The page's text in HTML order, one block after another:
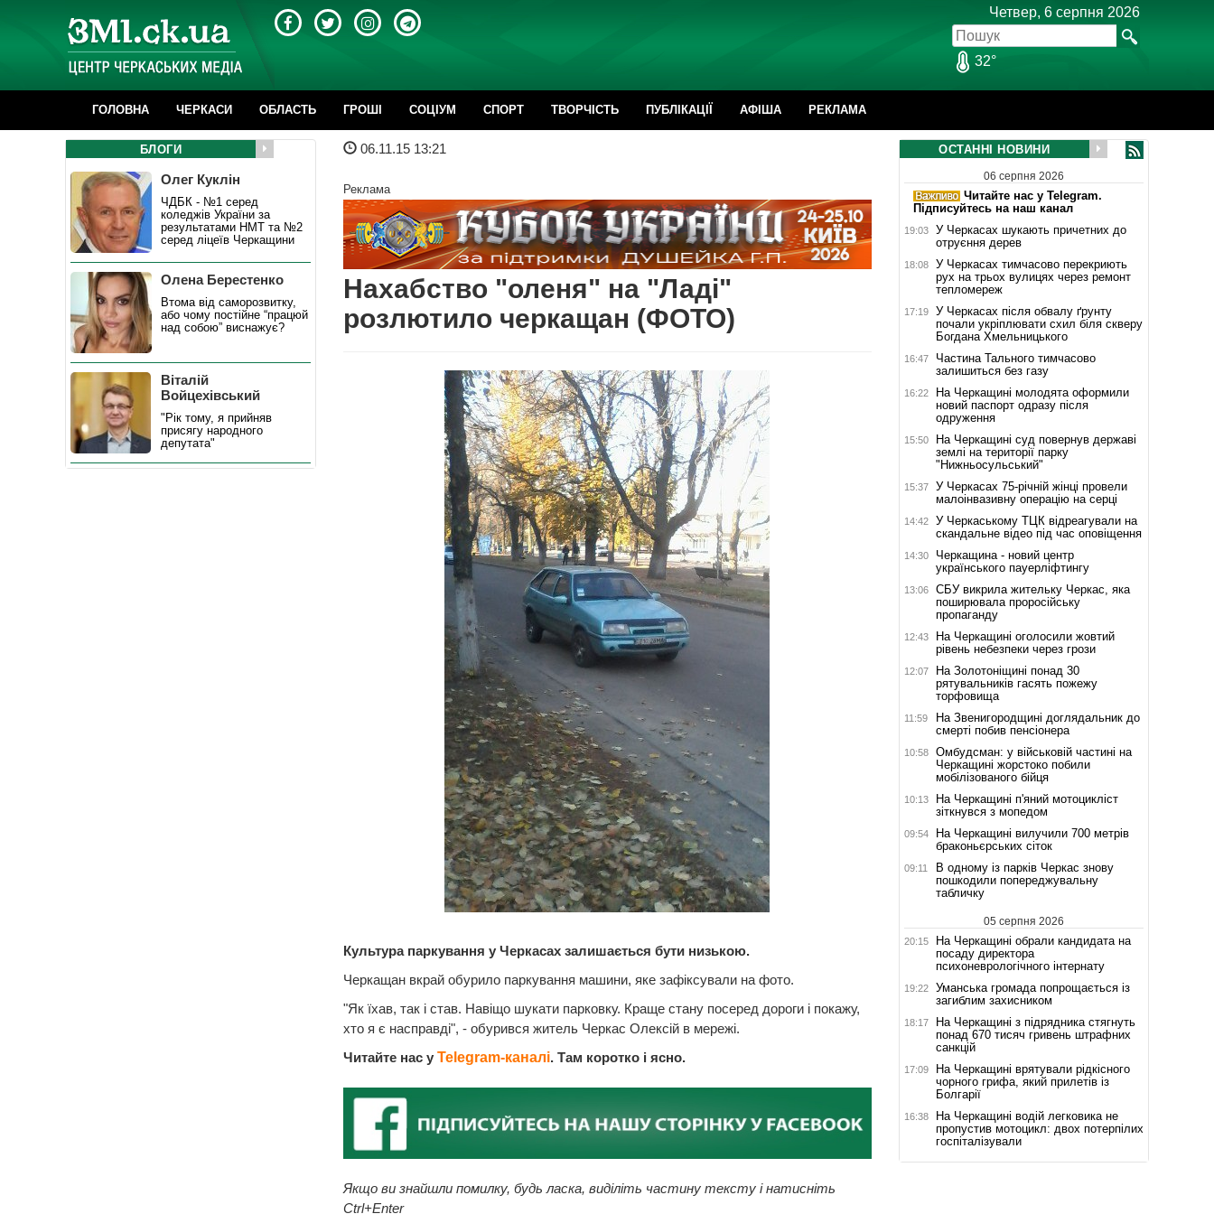
Четвер, 6 серпня 2026
32°
ГОЛОВНА ЧЕРКАСИ ОБЛАСТЬ ГРОШІ CОЦІУМ СПОРТ ТВОРЧІСТЬ ПУБЛІКАЦІЇ АФІША РЕКЛАМА
06.11.15 13:21
Реклама
Нахабство "оленя" на "Ладі"
розлютило черкащан (ФОТО)
Культура паркування у Черкасах залишається бути низькою.
Черкащан вкрай обурило паркування машини, яке зафіксували на фото.
"Як їхав, так і став. Навіщо шукати парковку. Краще стану посеред дороги і покажу,
хто я є насправді", - обурився житель Черкас Олексій в мережі.
Читайте нас у Telegram-каналі. Там коротко і ясно.
Якщо ви знайшли помилку, будь ласка, виділіть частину тексту і натисніть
Ctrl+Enter
БЛОГИ
Олег Куклін
ЧДБК - №1 серед
коледжів України за
результатами НМТ та №2
серед ліцеїв Черкащини
Олена Берестенко
Втома від саморозвитку,
або чому постійне “працюй
над собою” виснажує?
Віталій
Войцехівський
"Рік тому, я прийняв
присягу народного
депутата"
ОСТАННІ НОВИНИ
06 серпня 2026
Читайте нас у Telegram.
Підписуйтесь на наш канал
19:03
У Черкасах шукають причетних до
отруєння дерев
18:08
У Черкасах тимчасово перекриють
рух на трьох вулицях через ремонт
тепломереж
17:19
У Черкасах після обвалу ґрунту
почали укріплювати схил біля скверу
Богдана Хмельницького
16:47
Частина Тального тимчасово
залишиться без газу
16:22
На Черкащині молодята оформили
новий паспорт одразу після
одруження
15:50
На Черкащині суд повернув державі
землі на території парку
"Нижньосульський"
15:37
У Черкасах 75-річній жінці провели
малоінвазивну операцію на серці
14:42
У Черкаському ТЦК відреагували на
скандальне відео під час оповіщення
14:30
Черкащина - новий центр
українського пауерліфтингу
13:06
СБУ викрила жительку Черкас, яка
поширювала проросійську
пропаганду
12:43
На Черкащині оголосили жовтий
рівень небезпеки через грози
12:07
На Золотоніщині понад 30
рятувальників гасять пожежу
торфовища
11:59
На Звенигородщині доглядальник до
смерті побив пенсіонера
10:58
Омбудсман: у військовій частині на
Черкащині жорстоко побили
мобілізованого бійця
10:13
На Черкащині п'яний мотоцикліст
зіткнувся з мопедом
09:54
На Черкащині вилучили 700 метрів
браконьєрських сіток
09:11
В одному із парків Черкас знову
пошкодили попереджувальну
табличку
05 серпня 2026
20:15
На Черкащині обрали кандидата на
посаду директора
психоневрологічного інтернату
19:22
Уманська громада попрощається із
загиблим захисником
18:17
На Черкащині з підрядника стягнуть
понад 670 тисяч гривень штрафних
санкцій
17:09
На Черкащині врятували рідкісного
чорного грифа, який прилетів із
Болгарії
16:38
На Черкащині водій легковика не
пропустив мотоцикл: двох потерпілих
госпіталізували